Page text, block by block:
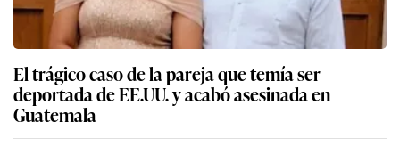
El trágico caso de la pareja que temía ser
deportada de EE.UU. y acabó asesinada en
Guatemala